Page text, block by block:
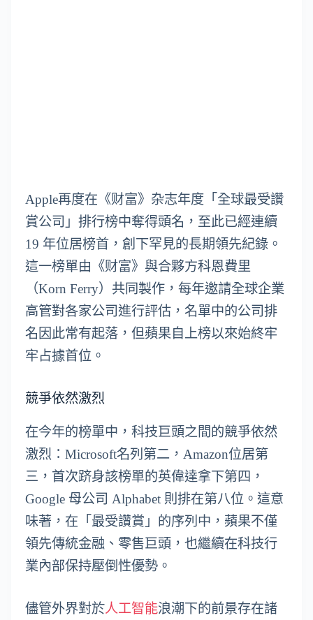
Apple再度在《财富》杂志年度「全球最受讚
賞公司」排行榜中奪得頭名，至此已經連續
19 年位居榜首，創下罕見的長期領先紀錄。
這一榜單由《财富》與合夥方科恩費里
（Korn Ferry）共同製作，每年邀請全球企業
高管對各家公司進行評估，名單中的公司排
名因此常有起落，但蘋果自上榜以來始終牢
牢占據首位。
競爭依然激烈
在今年的榜單中，科技巨頭之間的競爭依然
激烈：Microsoft名列第二，Amazon位居第
三，首次跻身該榜單的英偉達拿下第四，
Google 母公司 Alphabet 則排在第八位。這意
味著，在「最受讚賞」的序列中，蘋果不僅
領先傳統金融、零售巨頭，也繼續在科技行
業內部保持壓倒性優勢。
儘管外界對於人工智能浪潮下的前景存在諸